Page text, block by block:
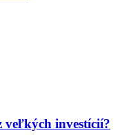
veľkých investícií?